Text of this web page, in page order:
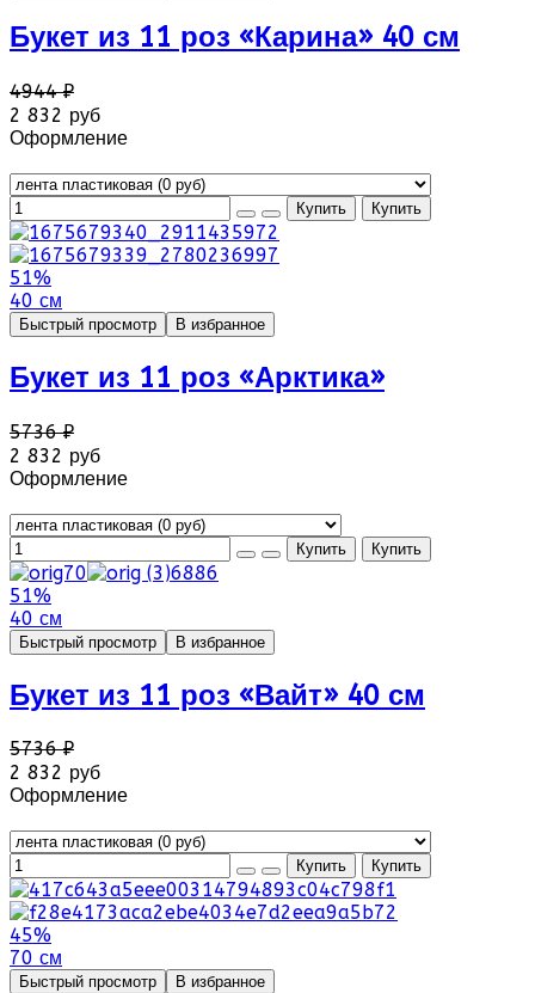
Букет из 11 роз «Карина» 40 см
4944 ₽
2 832 руб
Оформление
51%
40 см
Быстрый просмотр В избранное
Букет из 11 роз «Арктика»
5736 ₽
2 832 руб
Оформление
51%
40 см
Быстрый просмотр В избранное
Букет из 11 роз «Вайт» 40 см
5736 ₽
2 832 руб
Оформление
45%
70 см
Быстрый просмотр В избранное